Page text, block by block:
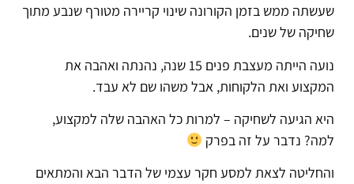
שעשתה ממש בזמן הקורונה שינוי קריירה מטורף שנבע מתוך
שחיקה של שנים.
נועה הייתה מעצבת פנים 15 שנה, נהנתה ואהבה את
המקצוע ואת הלקוחות, אבל משהו שם לא עבד.
היא הגיעה לשחיקה – למרות כל האהבה שלה למקצוע,
למה? נדבר על זה בפרק
והחליטה לצאת למסע חקר עצמי של הדבר הבא והמתאים